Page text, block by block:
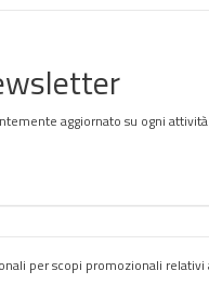
aggiornato su ogni
per scopi promozionali relativi